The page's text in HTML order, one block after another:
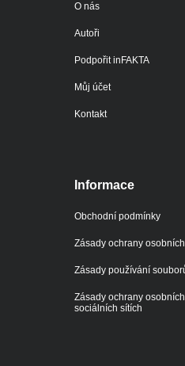
O nás
Autoři
Podpořit inFAKTA
Můj účet
Kontakt
Informace
Obchodní podmínky
Zásady ochrany
Zásady používání
Zásady ochrany
sociálních sítích